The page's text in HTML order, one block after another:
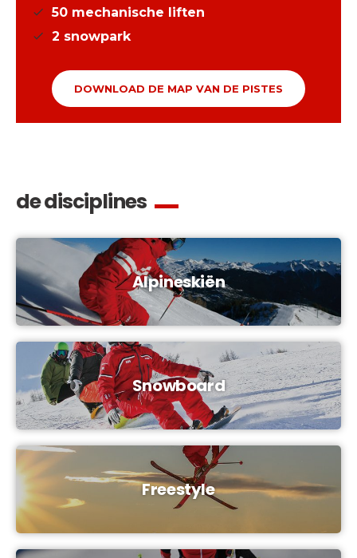
50 mechanische liften
2 snowpark
DOWNLOAD DE MAP VAN DE PISTES
de disciplines
Alpineskiën
Snowboard
Freestyle